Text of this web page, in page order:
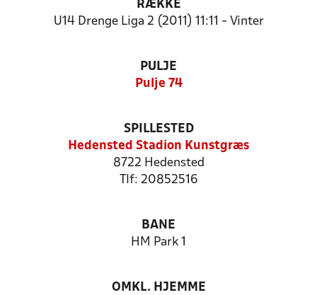
RÆKKE
U14 Drenge Liga 2 (2011) 11:11 - Vinter
PULJE
Pulje 74
SPILLESTED
Hedensted Stadion Kunstgræs
8722 Hedensted
Tlf: 20852516
BANE
HM Park 1
OMKL. HJEMME